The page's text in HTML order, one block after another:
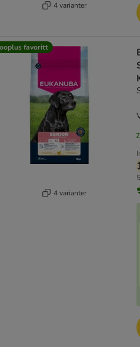
4 varianter
favoritt
4 varianter